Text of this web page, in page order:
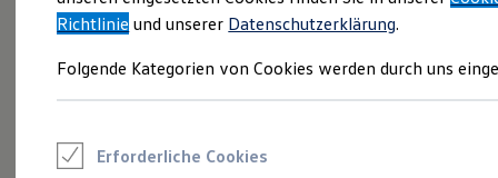
E-Auto-Förderung
Volkswagen Marktplatz
Junge Gebrauchtwagen und Gebrauchtwagen
Saisonangebote
Richtlinie und unserer Datenschutzerklärung.
Folgende Kategorien von Cookies werden durch uns
Erforderliche Cookies